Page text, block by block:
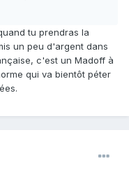
tu prendras la
un peu d'argent dans
c'est un Madoff à
qui va bientôt péter